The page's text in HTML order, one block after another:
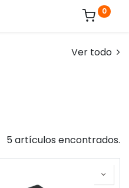
0
Ver todo
5 artículos encontrados.